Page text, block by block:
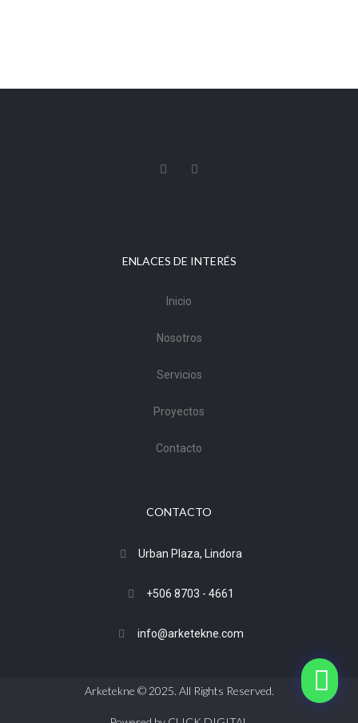
ENLACES DE INTERÉS
Inicio
Nosotros
Servicios
Proyectos
Contacto
CONTACTO
Urban Plaza, Lindora
+506 8703 - 4661
info@arketekne.com
Arketekne © 2025. All Rights Reserved.